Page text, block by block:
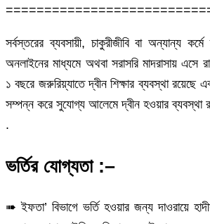
সর্বস্তরের ব্যবসায়ী, চাকুরীজীবি বা অন্যান্য
অনলাইনের মাধ্যমে অথবা সরাসরি মাদরাসায় এসে
১ বছরে জরুরিয়্যাতে দ্বীন শিক্ষার ব্যবস্থা রয়েছে
সম্পন্ন করে সুযোগ্য আলেমে দ্বীন হওয়ার ব্যবস্থা
.
ভর্তির যোগ্যতা :–
➠ ইফতা’ বিভাগে ভর্তি হওয়ার জন্য দাওরায়ে